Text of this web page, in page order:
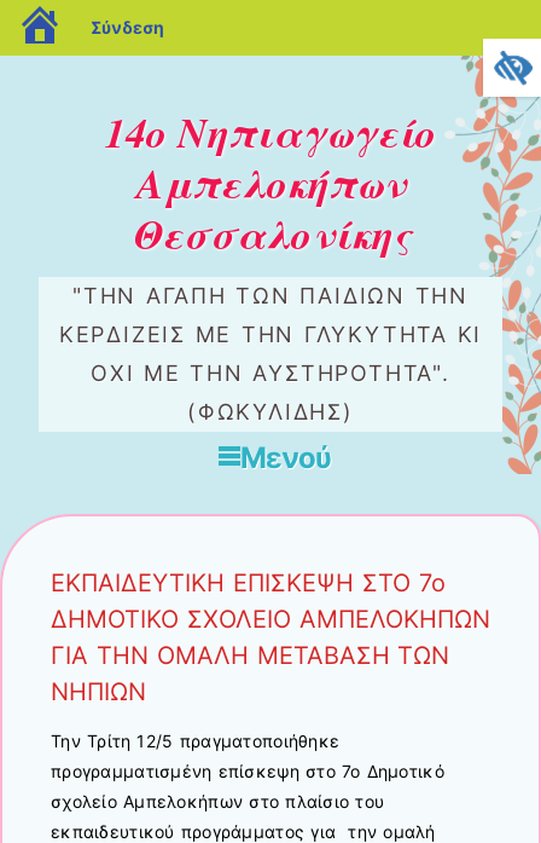
14ο Νηπιαγωγείο
Αμπελοκήπων
Θεσσαλονίκης
"ΤΗΝ ΑΓΆΠΗ ΤΩΝ ΠΑΙΔΙΏΝ ΤΗΝ
ΚΕΡΔΊΖΕΙΣ ΜΕ ΤΗΝ ΓΛΥΚΎΤΗΤΑ ΚΙ
ΌΧΙ ΜΕ ΤΗΝ ΑΥΣΤΗΡΌΤΗΤΑ".
(ΦΩΚΥΛΙΔΗΣ)
Μενού
ΕΚΠΑΙΔΕΥΤΙΚΗ ΕΠΙΣΚΕΨΗ ΣΤΟ 7ο
ΔΗΜΟΤΙΚΟ ΣΧΟΛΕΙΟ ΑΜΠΕΛΟΚΗΠΩΝ
ΓΙΑ ΤΗΝ ΟΜΑΛΗ ΜΕΤΑΒΑΣΗ ΤΩΝ
ΝΗΠΙΩΝ
Την Τρίτη 12/5 πραγματοποιήθηκε
προγραμματισμένη επίσκεψη στο 7ο Δημοτικό
σχολείο Αμπελοκήπων στο πλαίσιο του
εκπαιδευτικού προγράμματος για την ομαλή
blogs.sch.gr
Σύνδεση